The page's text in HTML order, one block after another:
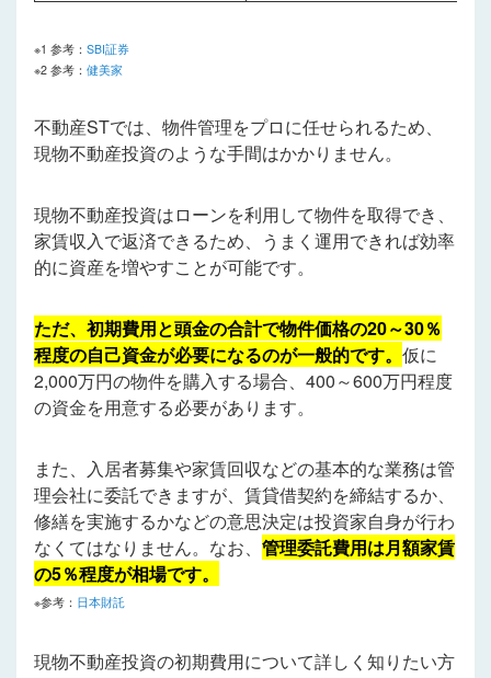
※1 参考： SBI証券
※2 参考： 健美家
不動産STでは、物件管理をプロに任せられるため、
現物不動産投資のような手間はかかりません。
現物不動産投資はローンを利用して物件を取得でき、
家賃収入で返済できるため、うまく運用できれば効率
的に資産を増やすことが可能です。
ただ、初期費用と頭金の合計で物件価格の20～30％
程度の自己資金が必要になるのが一般的です。 仮に
2,000万円の物件を購入する場合、400～600万円程度
の資金を用意する必要があります。
また、入居者募集や家賃回収などの基本的な業務は管
理会社に委託できますが、賃貸借契約を締結するか、
修繕を実施するかなどの意思決定は投資家自身が行わ
なくてはなりません。なお、 管理委託費用は月額家賃
の5％程度が相場です。
※参考： 日本財託
現物不動産投資の初期費用について詳しく知りたい方